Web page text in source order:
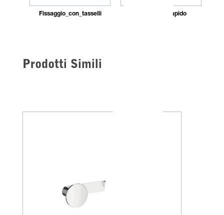
Fissaggio_con_tasselli Montaggio_rapido
Prodotti Simili